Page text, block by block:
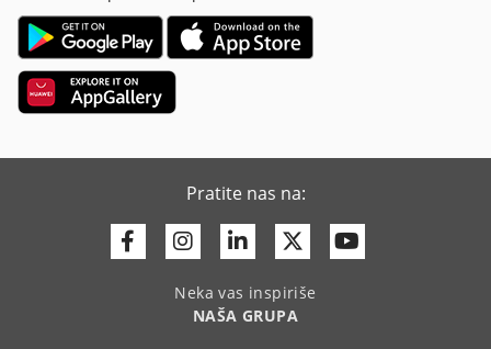
Pratite nas na:
FacebookInstagram
LinkedinTwitter
Neka vas inspiriše
NAŠA GRUPA